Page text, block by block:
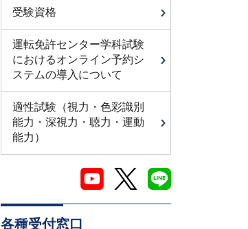
受験資格
運転免許センター学科試験
におけるオンライン予約シ
ステムの導入について
適性試験（視力・色彩識別
能力・深視力・聴力・運動
能力）
各種受付窓口